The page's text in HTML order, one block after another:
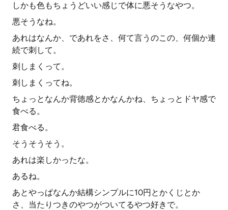
しかも色もちょうどいい感じで体に悪そうなやつ。
悪そうなね。
あれはなんか、であれをさ、何て言うのこの、何個か連
続で刺して。
刺しまくって。
刺しまくってね。
ちょっとなんか背徳感とかなんかね、ちょっとドヤ感で
食べる。
君食べる。
そうそうそう。
あれは楽しかったな。
あるね。
あとやっぱなんか結構シンプルに10円とかくじとか
さ、当たりつきのやつがついてるやつ好きで。